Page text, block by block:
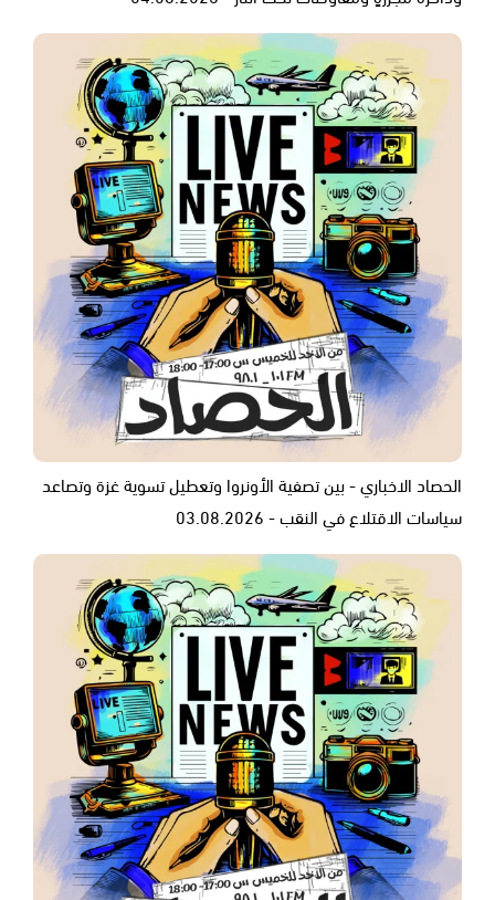
الحصاد الاخباري - بين تصفية الأونروا وتعطيل تسوية غزة وتصاعد
سياسات الاقتلاع في النقب - 03.08.2026